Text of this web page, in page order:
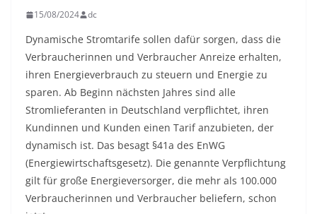
15/08/2024 dc
Dynamische Stromtarife sollen dafür sorgen, dass die
Verbraucherinnen und Verbraucher Anreize erhalten,
ihren Energieverbrauch zu steuern und Energie zu
sparen. Ab Beginn nächsten Jahres sind alle
Stromlieferanten in Deutschland verpflichtet, ihren
Kundinnen und Kunden einen Tarif anzubieten, der
dynamisch ist. Das besagt §41a des EnWG
(Energiewirtschaftsgesetz). Die genannte Verpflichtung
gilt für große Energieversorger, die mehr als 100.000
Verbraucherinnen und Verbraucher beliefern, schon